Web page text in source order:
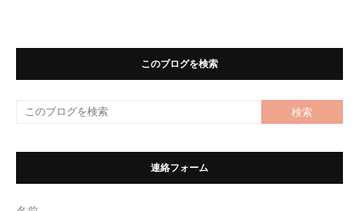
このブログを検索
連絡フォーム